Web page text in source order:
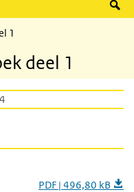
1
deel 1
PDF | 496,80 kB